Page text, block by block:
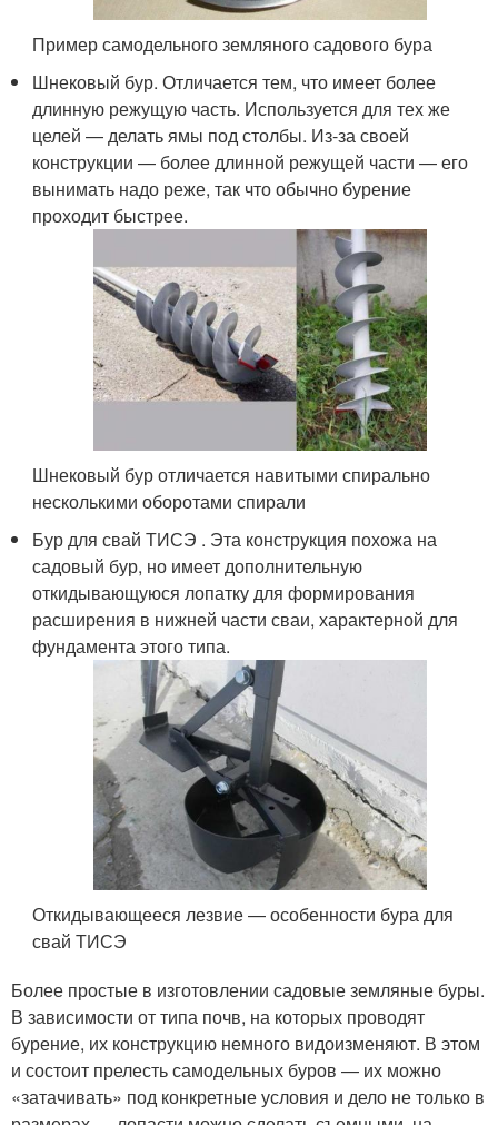
Пример самодельного земляного садового бура
Шнековый бур. Отличается тем, что имеет более
длинную режущую часть. Используется для тех же
целей — делать ямы под столбы. Из-за своей
конструкции — более длинной режущей части — его
вынимать надо реже, так что обычно бурение
проходит быстрее.
Шнековый бур отличается навитыми спирально
несколькими оборотами спирали
Бур для свай ТИСЭ . Эта конструкция похожа на
садовый бур, но имеет дополнительную
откидывающуюся лопатку для формирования
расширения в нижней части сваи, характерной для
фундамента этого типа.
Откидывающееся лезвие — особенности бура для
свай ТИСЭ
Более простые в изготовлении садовые земляные буры.
В зависимости от типа почв, на которых проводят
бурение, их конструкцию немного видоизменяют. В этом
и состоит прелесть самодельных буров — их можно
«затачивать» под конкретные условия и дело не только в